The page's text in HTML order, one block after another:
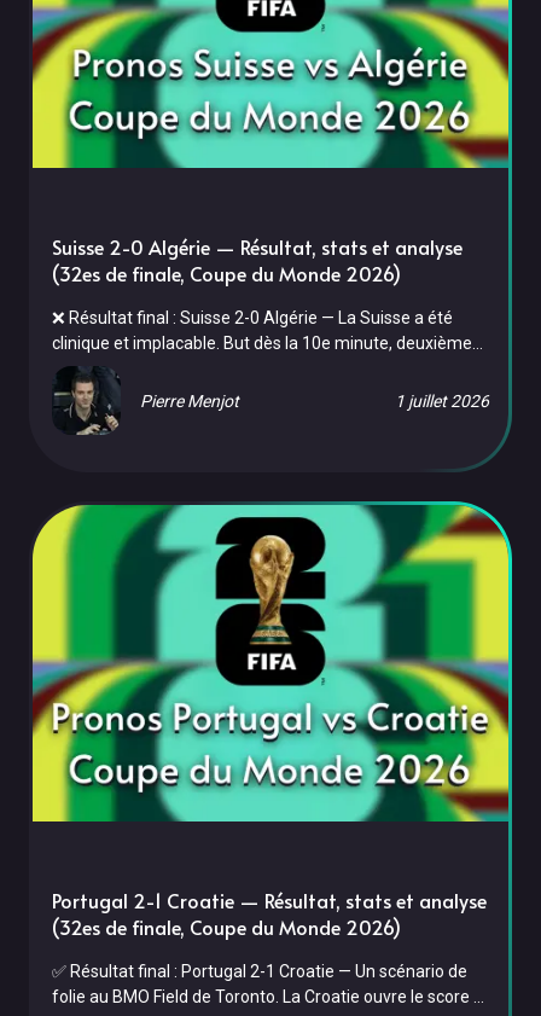
Suisse 2-0 Algérie — Résultat, stats et analyse
(32es de finale, Coupe du Monde 2026)
❌ Résultat final : Suisse 2-0 Algérie — La Suisse a été
clinique et implacable. But dès la 10e minute, deuxième
but à la 46e juste après la mi-temps. L'Algérie, malgré
55% de possession et un pressing constant, n'a cadré que
2 tirs en 90 minutes. Mahrez et ses coéquipiers sont
Pierre Menjot 1 juillet 2026
Portugal 2-1 Croatie — Résultat, stats et analyse
(32es de finale, Coupe du Monde 2026)
✅ Résultat final : Portugal 2-1 Croatie — Un scénario de
folie au BMO Field de Toronto. La Croatie ouvre le score à